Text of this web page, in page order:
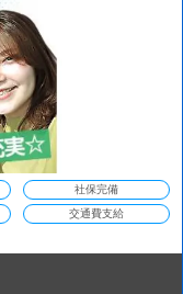
社保完備
交通費支給